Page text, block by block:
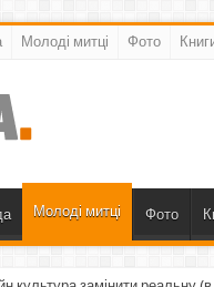
Молоді митці Фото
Молоді митці Фото